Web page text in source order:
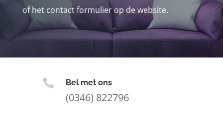
of het contact formulier op de website.
 Bel met ons
(0346) 822796